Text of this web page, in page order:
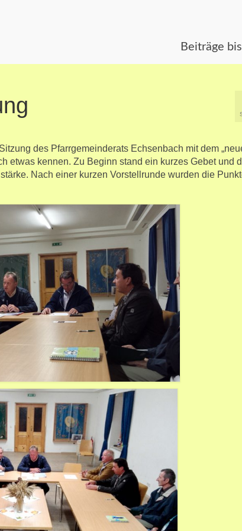
Beiträge
des Pfarrgemeinderats Echsenbach mit dem
etwas kennen. Zu Beginn stand ein kurzes Gebet und
Nach einer kurzen Vorstellrunde wurden die